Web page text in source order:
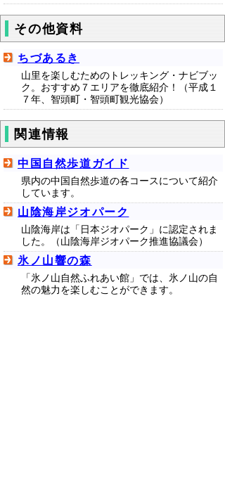
その他資料
ちづあるき
山里を楽しむためのトレッキング・ナビブッ
ク。おすすめ７エリアを徹底紹介！（平成１
７年、智頭町・智頭町観光協会）
関連情報
中国自然歩道ガイド
県内の中国自然歩道の各コースについて紹介
しています。
山陰海岸ジオパーク
山陰海岸は「日本ジオパーク」に認定されま
した。（山陰海岸ジオパーク推進協議会）
氷ノ山響の森
「氷ノ山自然ふれあい館」では、氷ノ山の自
然の魅力を楽しむことができます。